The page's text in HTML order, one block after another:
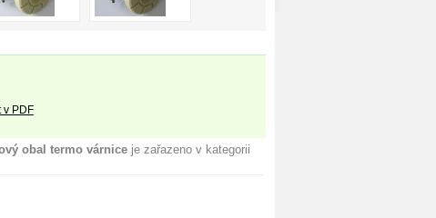
v PDF
obal termo várniceje zařazeno v kategorii